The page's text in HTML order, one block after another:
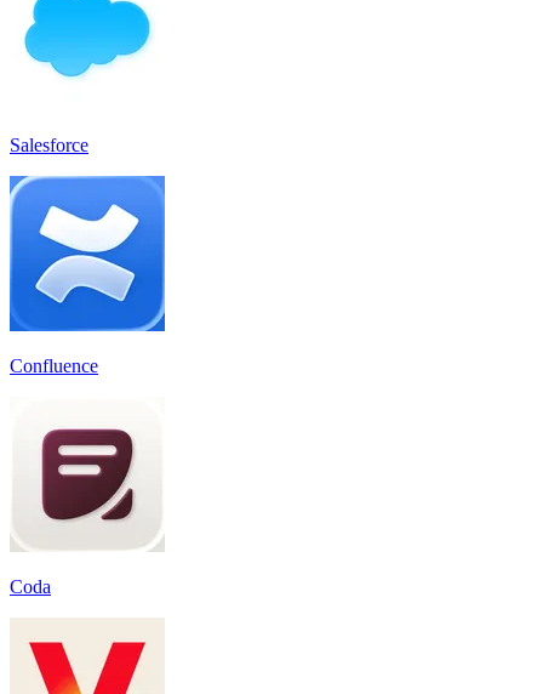
Salesforce
Confluence
Coda